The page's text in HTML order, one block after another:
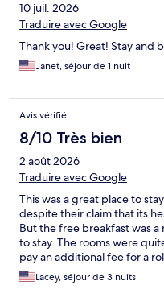
10 juil. 2026
Traduire avec Google
Thank you! Great! Stay and
Janet, séjour de 1 nuit
Avis vérifié
8/10 Très bien
2 août 2026
Traduire avec Google
This was a great place to
despite their claim that its
But the free breakfast was a
to stay. The rooms were
pay an additional fee for a
Lacey, séjour de 3 nuits